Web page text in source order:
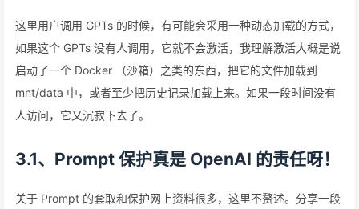
这里用户调用 GPTs 的时候，有可能会采用一种动态加载的方式，
如果这个 GPTs 没有人调用，它就不会激活，我理解激活大概是说
启动了一个 Docker （沙箱）之类的东西，把它的文件加载到
mnt/data 中，或者至少把历史记录加载上来。如果一段时间没有
人访问，它又沉寂下去了。
3.1、Prompt 保护真是 OpenAI 的责任呀！
关于 Prompt 的套取和保护网上资料很多，这里不赘述。分享一段